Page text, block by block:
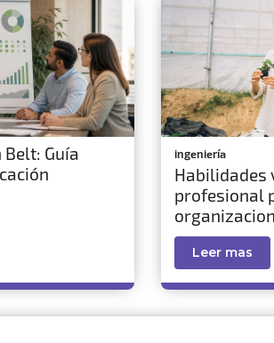
Belt: Guía
ingeniería
Habilidades
profesional
Leer mas